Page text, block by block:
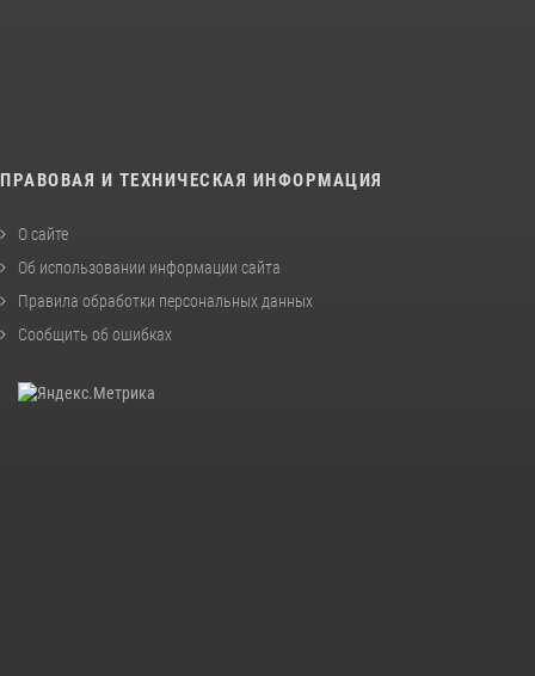
ПРАВОВАЯ И ТЕХНИЧЕСКАЯ ИНФОРМАЦИЯ
О сайте
Об использовании информации сайта
Правила обработки персональных данных
Сообщить об ошибках